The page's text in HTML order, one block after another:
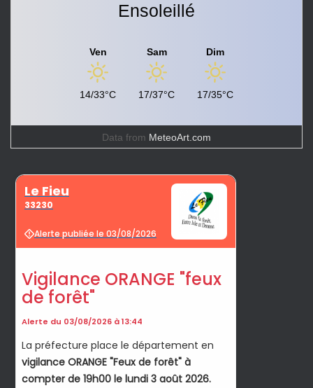
Ensoleillé
Ven
14/33°C
Sam
17/37°C
Dim
17/35°C
Data from MeteoArt.com